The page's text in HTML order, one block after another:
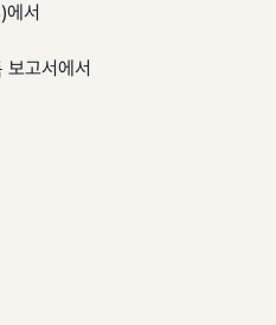
서
고서에서